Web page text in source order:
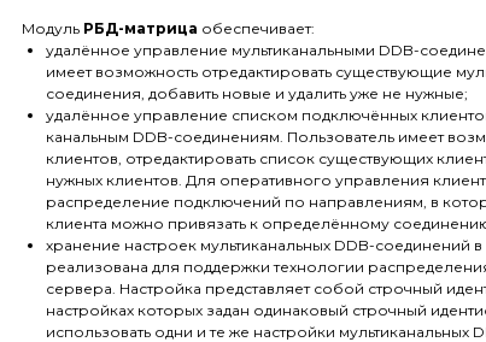
Модуль РБД-матрица обеспечивает:
удалённое управление мультиканальными DDB-
имеет возможность отредактировать существующие
соединения, добавить новые и удалить уже не нужные;
удалённое управление списком подключённых
канальным DDB-соединениям. Пользователь имеет
клиентов, отредактировать список существующих
нужных клиентов. Для оперативного управления
распределение подключений по направлениям, в
клиента можно привязать к определённому
хранение настроек мультиканальных DDB-соединений
реализована для поддержки технологии
сервера. Настройка представляет собой строчный
настройках которых задан одинаковый строчный
использовать одни и те же настройки мультиканальных